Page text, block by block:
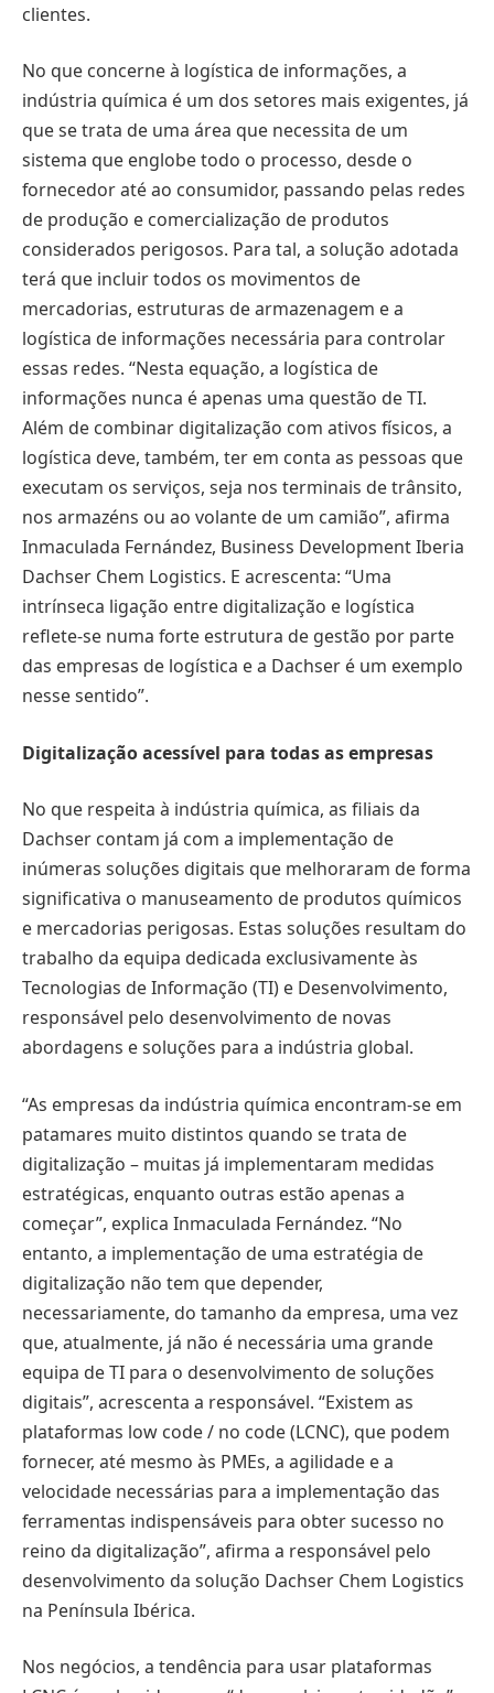
clientes.
No que concerne à logística de informações, a
indústria química é um dos setores mais exigentes, já
que se trata de uma área que necessita de um
sistema que englobe todo o processo, desde o
fornecedor até ao consumidor, passando pelas redes
de produção e comercialização de produtos
considerados perigosos. Para tal, a solução adotada
terá que incluir todos os movimentos de
mercadorias, estruturas de armazenagem e a
logística de informações necessária para controlar
essas redes. “Nesta equação, a logística de
informações nunca é apenas uma questão de TI.
Além de combinar digitalização com ativos físicos, a
logística deve, também, ter em conta as pessoas que
executam os serviços, seja nos terminais de trânsito,
nos armazéns ou ao volante de um camião”, afirma
Inmaculada Fernández, Business Development Iberia
Dachser Chem Logistics. E acrescenta: “Uma
intrínseca ligação entre digitalização e logística
reflete-se numa forte estrutura de gestão por parte
das empresas de logística e a Dachser é um exemplo
nesse sentido”.
Digitalização acessível para todas as empresas
No que respeita à indústria química, as filiais da
Dachser contam já com a implementação de
inúmeras soluções digitais que melhoraram de forma
significativa o manuseamento de produtos químicos
e mercadorias perigosas. Estas soluções resultam do
trabalho da equipa dedicada exclusivamente às
Tecnologias de Informação (TI) e Desenvolvimento,
responsável pelo desenvolvimento de novas
abordagens e soluções para a indústria global.
“As empresas da indústria química encontram-se em
patamares muito distintos quando se trata de
digitalização – muitas já implementaram medidas
estratégicas, enquanto outras estão apenas a
começar”, explica Inmaculada Fernández. “No
entanto, a implementação de uma estratégia de
digitalização não tem que depender,
necessariamente, do tamanho da empresa, uma vez
que, atualmente, já não é necessária uma grande
equipa de TI para o desenvolvimento de soluções
digitais”, acrescenta a responsável. “Existem as
plataformas low code / no code (LCNC), que podem
fornecer, até mesmo às PMEs, a agilidade e a
velocidade necessárias para a implementação das
ferramentas indispensáveis para obter sucesso no
reino da digitalização”, afirma a responsável pelo
desenvolvimento da solução Dachser Chem Logistics
na Península Ibérica.
Nos negócios, a tendência para usar plataformas